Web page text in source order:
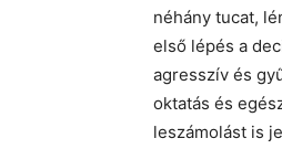
néhány tucat,
első lépés a
agresszív és
oktatás és
leszámolást is